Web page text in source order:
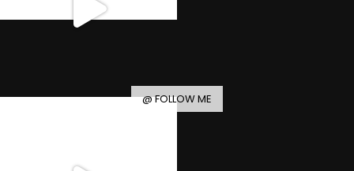
@ FOLLOW ME